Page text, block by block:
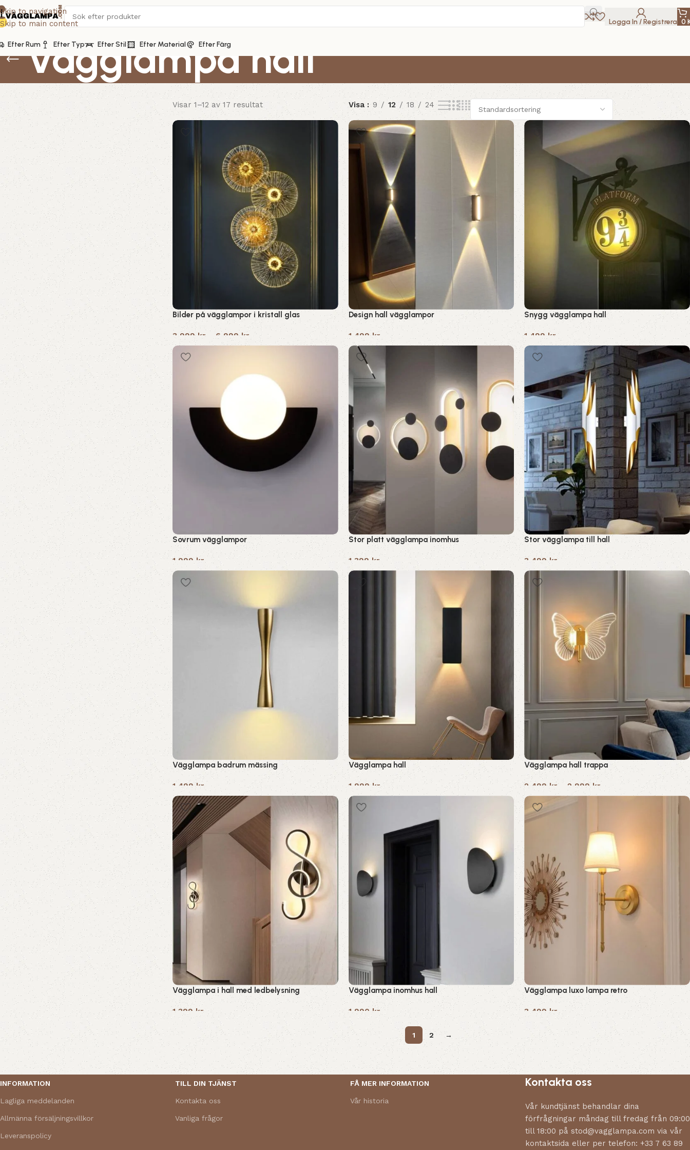
Skip to navigation
Skip to main content
Logga In / Registrera 0
Efter Rum Efter Typ Efter Stil Efter Material Efter Färg
Vägglampa hall
Visar 1–12 av 17 resultat Visa 9 12 18 24
Bilder på vägglampor i kristall glas
3,999 kr 6,999kr
Design hall vägglampor
1,499kr
Snygg vägglampa hall
1,499 kr
Sovrum vägglampor
1,999 kr
Stor platt vägglampa inomhus
1,399 kr
Stor vägglampa till hall
3,499kr
Vägglampa badrum mässing
1,499kr
Vägglampa hall
1,999kr
Vägglampa hall trappa
2,499kr – 2,999 kr
Vägglampa i hall med ledbelysning
1,399 kr
Vägglampa inomhus hall
1,990 kr
Vägglampa luxo lampa retro
3,499 kr
1 2 →
Read More
INFORMATION
Lagliga meddelanden
Allmänna försäljningsvillkor
Leveranspolicy
TILL DIN TJÄNST
Kontakta oss
Vanliga frågor
FÅ MER INFORMATION
Vår historia
Kontakta oss
Vår kundtjänst behandlar dina
förfrågningar måndag till fredag från 09:00
till 18:00 på stod@vagglampa.com via vår
kontaktsida eller per telefon: +33 7 63 89